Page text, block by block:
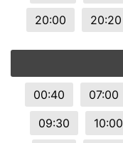
20:00
20:20
00:40 07:00
09:30
10:00